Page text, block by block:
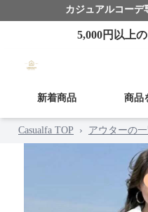
カジュアルコーデ
5,000円以上
新着商品 商品
Casualfa TOP › アウターの